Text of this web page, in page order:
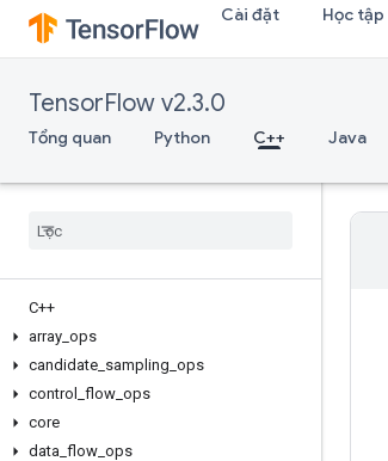
Cài đặt Học tập
TensorFlow v2.3.0
Tổng quan Python C++ Java
C++
array ops
candidate sampling ops
control
flow ops
core
data flow ops